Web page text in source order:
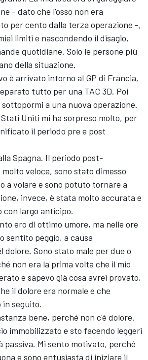
- dato che l'osso non era
per cento dalla terza operazione -,
limiti e nascondendo il disagio,
quotidiane. Solo le persone più
della situazione.
è arrivato intorno al GP di Francia,
tutto per una TAC 3D. Poi
a una nuova operazione.
Uniti mi ha sorpreso molto, per
il periodo pre e post
Spagna. Il periodo post-
veloce, sono stato dimesso
a volare e sono potuto tornare a
invece, è stata molto accurata e
largo anticipo.
ero di ottimo umore, ma nelle ore
sentito peggio, a causa
dolore. Sono stato male per due o
non era la prima volta che il mio
e sapevo già cosa avrei provato,
il dolore era normale e che
seguito.
bene, perché non c'è dolore.
immobilizzato e sto facendo leggeri
passiva. Mi sento motivato, perché
e sono entusiasta di iniziare il